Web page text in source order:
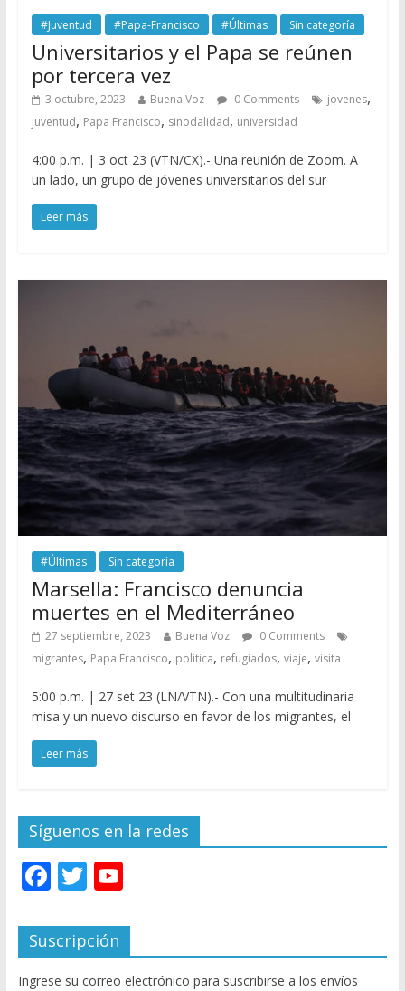
#Juventud #Papa-Francisco #Últimas Sin categoría
Universitarios y el Papa se reúnen
por tercera vez
3 octubre, 2023 Buena Voz 0 Comments jovenes,
juventud, Papa Francisco, sinodalidad, universidad
4:00 p.m. | 3 oct 23 (VTN/CX).- Una reunión de Zoom. A
un lado, un grupo de jóvenes universitarios del sur
Leer más
#Últimas Sin categoría
Marsella: Francisco denuncia
muertes en el Mediterráneo
27 septiembre, 2023 Buena Voz
0 Comments
migrantes, Papa Francisco, politica, refugiados, viaje, visita
5:00 p.m. | 27 set 23 (LN/VTN).- Con una multitudinaria
misa y un nuevo discurso en favor de los migrantes, el
Leer más
Síguenos en la redes
F
e
b
T
itt
er
Y
u
T
Suscripción
Ingrese su correo electrónico para suscribirse a los envíos